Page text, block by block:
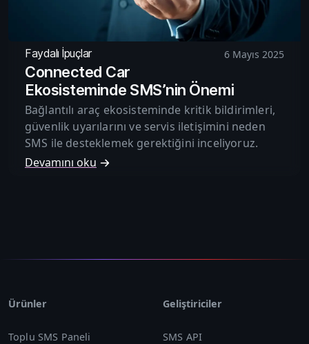
6 Mayıs 2025
Faydalı İpuçlar
Connected Car
Ekosisteminde SMS’nin Önemi
Bağlantılı araç ekosisteminde kritik bildirimleri,
güvenlik uyarılarını ve servis iletişimini neden
SMS ile desteklemek gerektiğini inceliyoruz.
Devamını oku
Ürünler
Toplu SMS Paneli
Geliştiriciler
SMS API